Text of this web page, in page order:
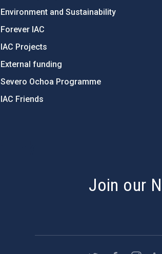
Environment and Sustainability
Forever IAC
IAC Projects
External funding
Severo Ochoa Programme
IAC Friends
Join our